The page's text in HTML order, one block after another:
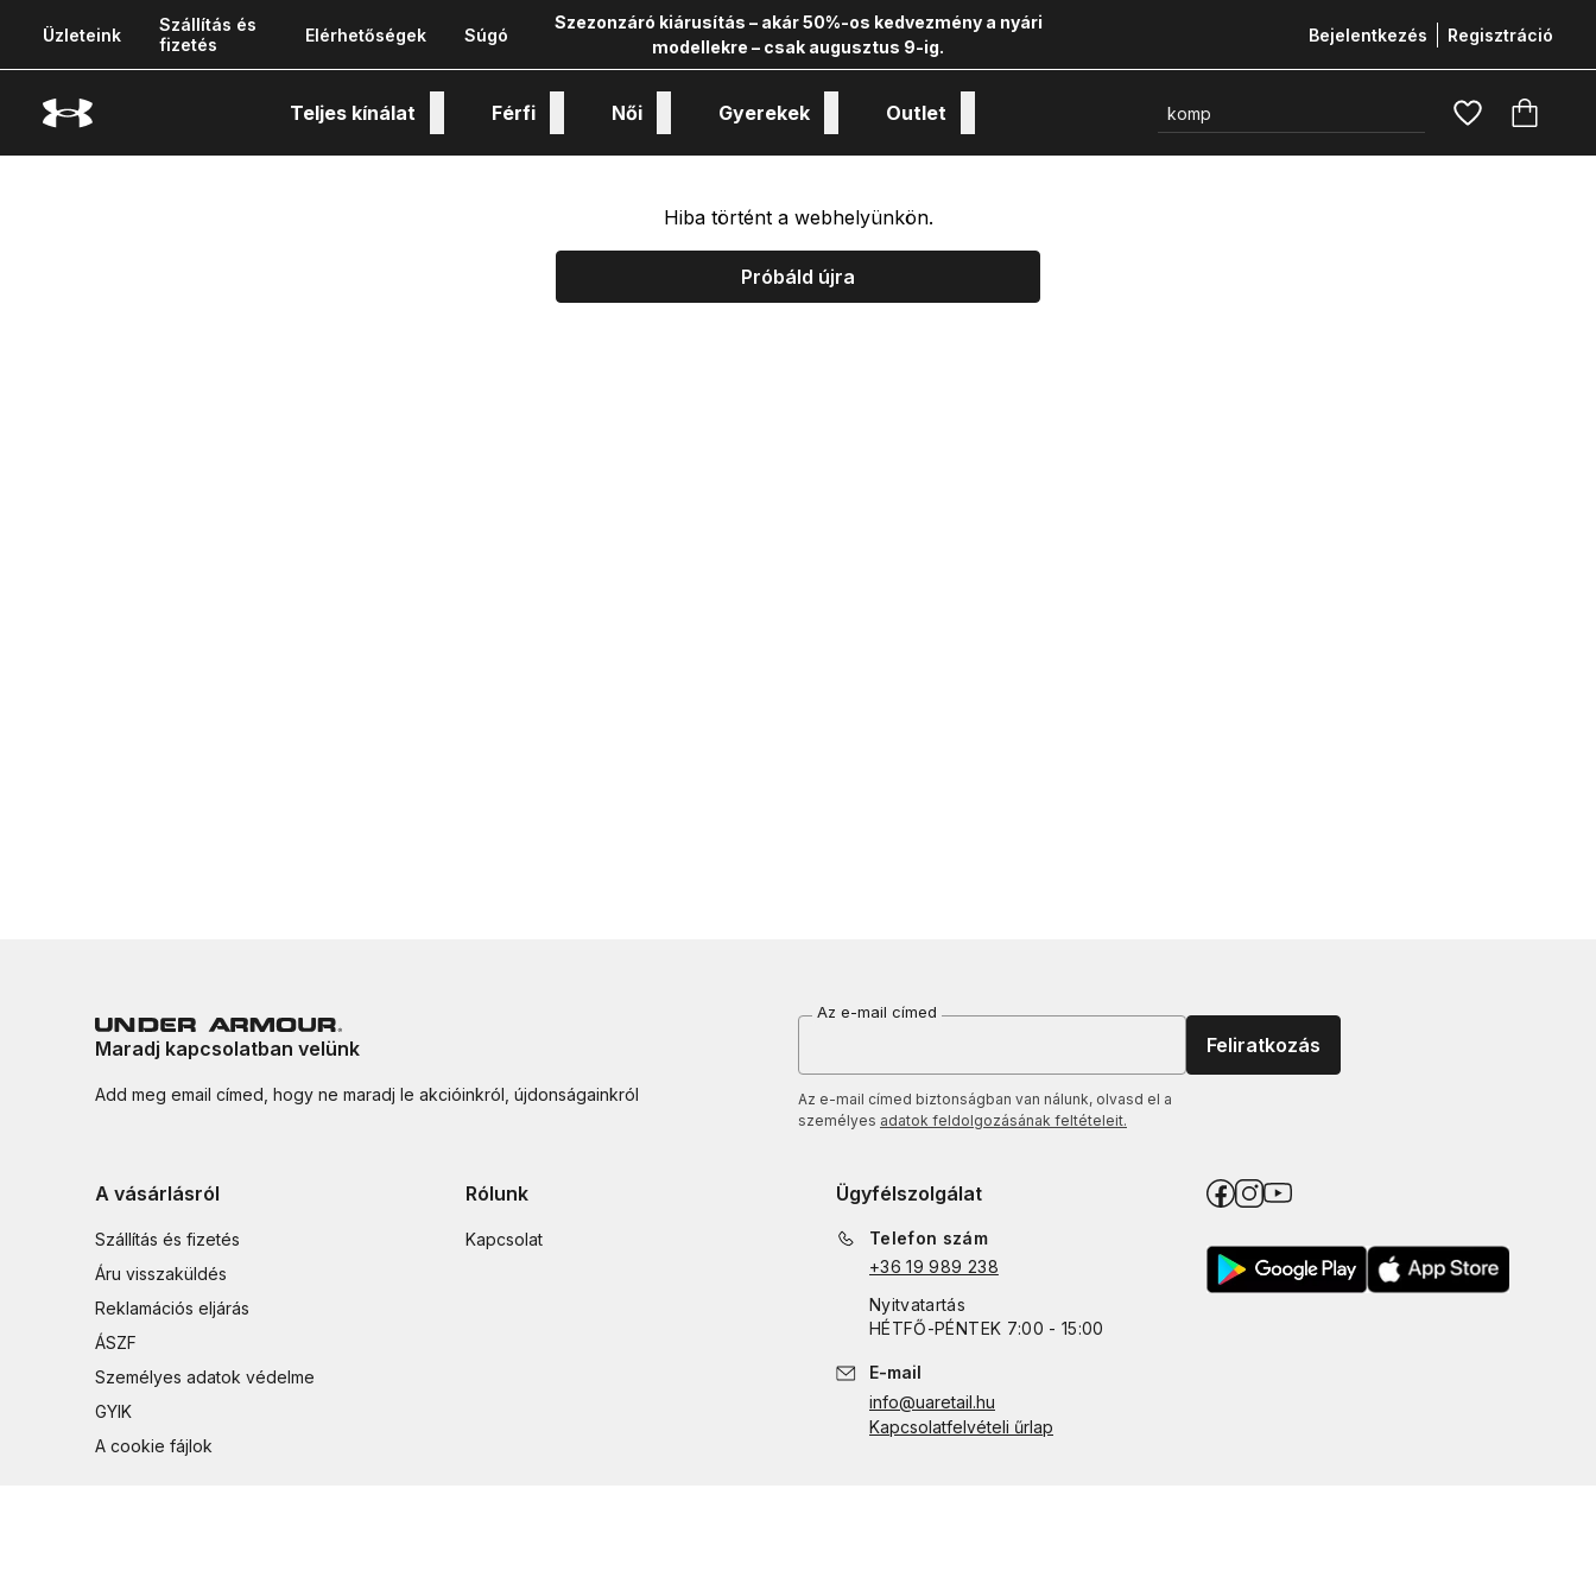
Üzleteink
Szállítás és
fizetés
Elérhetőségek Súgó
Szezonzáró kiárusítás – akár 50%-os kedvezmény a nyári
modellekre – csak augusztus 9-ig.
Bejelentkezés Regisztráció
Teljes kínálat Férfi Női Gyerekek Outlet
Hiba történt a webhelyünkön.
Próbáld újra
Maradj kapcsolatban velünk
Add meg email címed, hogy ne maradj le akcióinkról, újdonságainkról
Az e-mail címed
Feliratkozás
Az e-mail címed biztonságban van nálunk, olvasd el a
személyes adatok feldolgozásának feltételeit.
A vásárlásról
Szállítás és fizetés
Áru visszaküldés
Reklamációs eljárás
ÁSZF
Személyes adatok védelme
GYIK
A cookie fájlok
Rólunk
Kapcsolat
Ügyfélszolgálat
Telefon szám
+36 19 989 238
Nyitvatartás
HÉTFŐ-PÉNTEK 7:00 - 15:00
E-mail
info@uaretail.hu
Kapcsolatfelvételi űrlap